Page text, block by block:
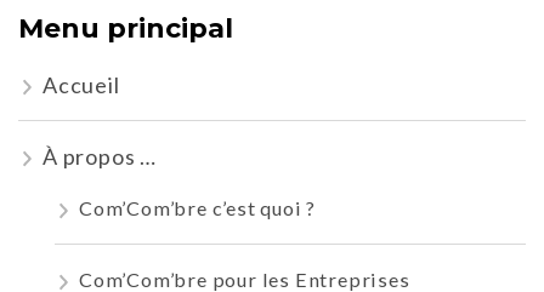
Menu principal
Accueil
À propos …
Com’Com’bre c’est quoi ?
Com’Com’bre pour les Entreprises